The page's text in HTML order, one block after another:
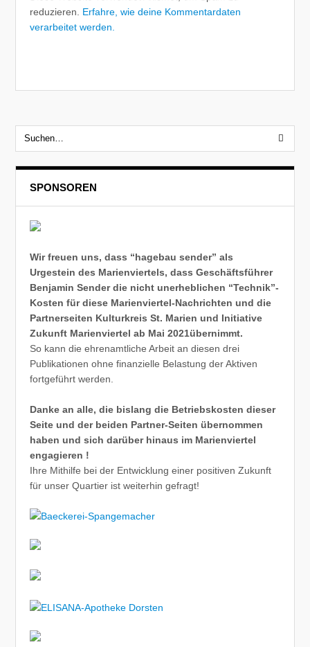
reduzieren. Erfahre, wie deine Kommentardaten
verarbeitet werden.
SPONSOREN
Wir freuen uns, dass “hagebau sender” als
Urgestein des Marienviertels, dass Geschäftsführer
Benjamin Sender die nicht unerheblichen “Technik”-
Kosten für diese Marienviertel-Nachrichten und die
Partnerseiten Kulturkreis St. Marien und Initiative
Zukunft Marienviertel ab Mai 2021übernimmt.
So kann die ehrenamtliche Arbeit an diesen drei
Publikationen ohne finanzielle Belastung der Aktiven
fortgeführt werden.
Danke an alle, die bislang die Betriebskosten dieser
Seite und der beiden Partner-Seiten übernommen
haben und sich darüber hinaus im Marienviertel
engagieren !
Ihre Mithilfe bei der Entwicklung einer positiven Zukunft
für unser Quartier ist weiterhin gefragt!